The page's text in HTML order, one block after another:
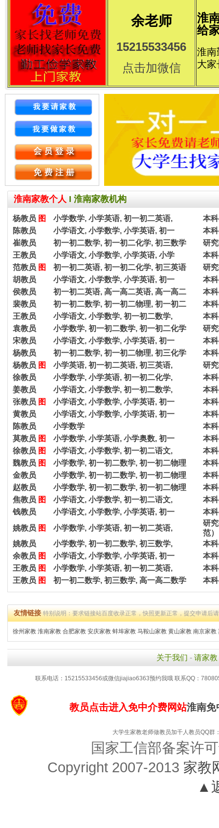
余老师
15215533456
点击加微信
淮
给
淮南
大
淮南家教个人 I 淮南家教机构
杨教员 图 小学数学, 小学英语, 初一初二英语,
本
陈教员
小学语文, 小学数学, 小学英语, 初一
本
崔教员
初一初二数学, 初一初二化学, 初三数学
研
王教员
小学语文, 小学数学, 小学英语, 小学
本
范教员 图 初一初二英语, 初一初二化学, 初三英语
研
胡教员
小学语文, 小学数学, 小学英语, 初一
本
侯教员
初一初二英语, 高一高二英语, 高一高二
本
裴教员
初一初二数学, 初一初二物理, 初一初二
本
王教员
小学语文, 小学数学, 初一初二数学,
本
袁教员
小学数学, 初一初二数学, 初一初二化学
研
宋教员
小学语文, 小学数学, 小学英语, 初一
本
杨教员
初一初二数学, 初一初二物理, 初三化学
本
杨教员 图 小学英语, 初一初二英语, 初三英语,
研
徐教员
小学数学, 小学英语, 初一初二化学,
本
姜教员
小学语文, 小学数学, 初一初二数学,
本
张教员 图 小学语文, 小学数学, 小学英语, 初一
本
黄教员
小学语文, 小学数学, 小学英语, 初一
本
陈教员
小学数学
本
莫教员 图 小学数学, 小学英语, 小学奥数, 初一
本
徐教员 图 小学语文, 小学数学, 初一初二语文,
本
魏教员 图 小学数学, 初一初二数学, 初一初二物理
本
金教员
小学数学, 初一初二数学, 初一初二物理
本
赵教员
小学数学, 初一初二数学, 初一初二物理
本
焦教员 图 小学语文, 小学数学, 初一初二语文,
本
钱教员
小学语文, 小学数学, 小学英语, 初一
本
姚教员 图 小学数学, 小学英语, 初一初二英语,
研
范）
姚教员
小学数学, 初一初二数学, 初三数学,
本
余教员 图 小学语文, 小学数学, 小学英语, 初一
本
王教员 图 小学数学, 小学英语, 初一初二英语,
本
王教员 图 初一初二数学, 初三数学, 高一高二数学 本
友情链接特别说明：要求链接站百度收录正常，快照更新正常，提交申请后
徐州家教 淮南家教 合肥家教 安庆家教 蚌埠家教 马鞍山家教 黄山家教 南京家教
关于我们 - 请家教
联系电话：15215533456或微信jiajiao6363预约我哦 联系QQ：
教员点击进入免中介费网站淮南
大学生家教老师做教员加千人教员QQ
国家工信部备案许
Copyright 2007-2013 家教
▲